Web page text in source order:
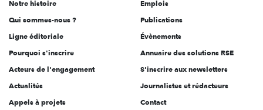
l'engagement
Notre histoire
Qui sommes-nous ?
Ligne éditoriale
Pourquoi s'inscrire
Acteurs de l'engagement
Actualités
Appels à projets
Emplois
Publications
Évènements
Annuaire des solutions RSE
S'inscrire aux newsletters
Journalistes et rédacteurs
Contact